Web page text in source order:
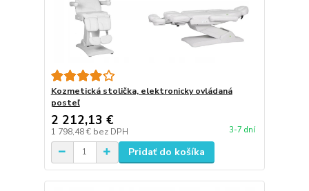
Kozmetická stolička, elektronicky ovládaná
posteľ
2 212,13 €
1 798,48 € bez DPH 3-7 dní
Pridať do košíka